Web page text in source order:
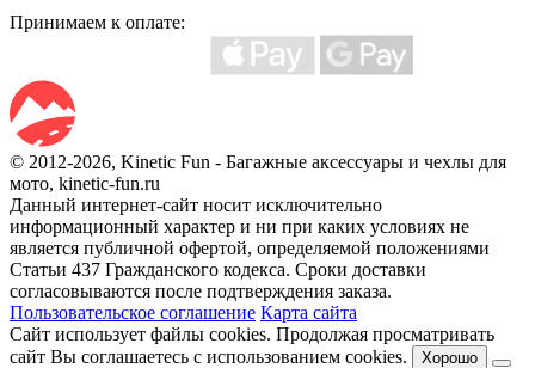
Принимаем к оплате:
© 2012-2026, Kinetic Fun - Багажные аксессуары и чехлы для
мото, kinetic-fun.ru
Данный интернет-сайт носит исключительно
информационный характер и ни при каких условиях не
является публичной офертой, определяемой положениями
Статьи 437 Гражданского кодекса. Сроки доставки
согласовываются после подтверждения заказа.
Пользовательское соглашение Карта сайта
Сайт использует файлы cookies. Продолжая просматривать
сайт Вы соглашаетесь с использованием cookies.
Хорошо